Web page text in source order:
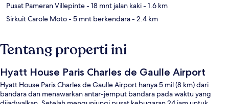
Pusat Pameran Villepinte- 18 mnt jalan kaki- 1.6 km
Sirkuit Carole Moto- 5 mnt berkendara- 2.4 km
Tentang properti ini
Hyatt House Paris Charles de Gaulle Airport
Hyatt House Paris Charles de Gaulle Airport hanya 5 mil (8 km) dari
bandara dan menawarkan antar-jemput bandara pada waktu yang